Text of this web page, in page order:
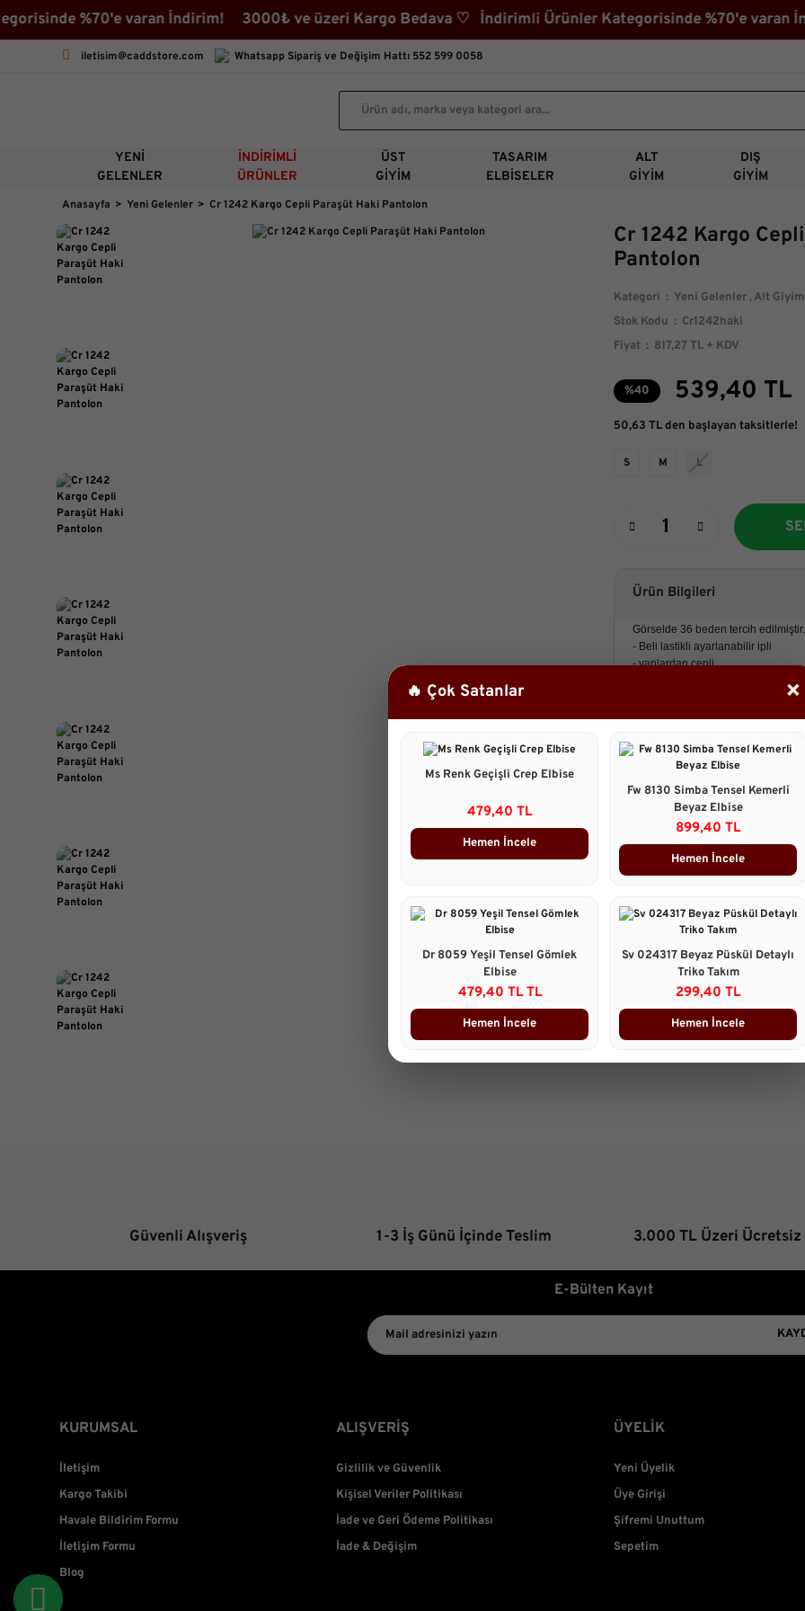
%70'e varan İndirim! 3000₺ ve üzeri Kargo Bedava ♡ İndirimli Ürünler Kategorisinde %70'e
iletisim@caddstore.com Whatsapp Sipariş ve Değişim Hattı 552 599 0058
YENI
GELENLER
İNDIRIMLI
ÜRÜNLER
ÜST
GIYIM
TASARIM
ELBISELER
ALT
GIYIM
DIŞ
GIYIM
🔥 Çok Satanlar ×
Ms Renk Geçişli Crep Elbise
479,40 TL
Hemen İncele
Fw 8130 Simba Tensel Kemerli
Beyaz Elbise
899,40 TL
Hemen İncele
Dr 8059 Yeşil Tensel Gömlek
Elbise
479,40 TL TL
Hemen İncele
Sv 024317 Beyaz Püskül Detaylı
Triko Takım
299,40 TL
Hemen İncele
Anasayfa Yeni Gelenler Cr 1242 Kargo Cepli Paraşüt Haki Pantolon
Cr 1242 Kargo
Pantolon
Kategori Yeni Gelenler ,Alt Giyim
Stok Kodu
Cr1242haki
Fiyat
817,27 TL + KDV
%40 539,40 TL
50,63 TL den başlayan taksitlerle!
S M L
Ürün Bilgileri
Görselde 36 beden tercih
- Beli lastikli ayarlanabilir ipli
- yanlardan cepli
Göğüs :88 cm
Bel :67cm
Taksit Seçenekleri
Ürün Yorumları
Önerileriniz
Bu ürünün fiyat bilgisi, resim,
gördüğünüz noktaları öneri
Görüş ve önerileriniz için
Ürün resmi kalitesiz, bozuk
Ürün açıklamasında eksik
Güvenli Alışveriş 1-3 İş Günü İçinde Teslim 3.000 TL Üzeri Ücretsiz
E-Bülten Kayıt
KURUMSAL
İletişim
Kargo Takibi
Havale Bildirim Formu
İletişim Formu
Blog
ALIŞVERİŞ
Gizlilik ve Güvenlik
Kişisel Veriler Politikası
İade ve Geri Ödeme Politikası
İade & Değişim
ÜYELİK
Yeni Üyelik
Üye Girişi
Şifremi Unuttum
Sepetim